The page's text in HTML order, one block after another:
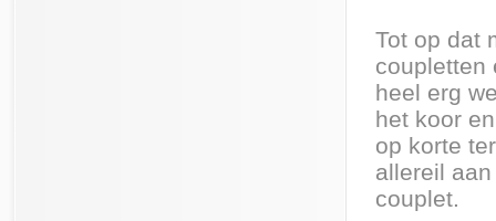
Tot op dat
coupletten
heel erg
het koor
op korte
allereil
couplet.